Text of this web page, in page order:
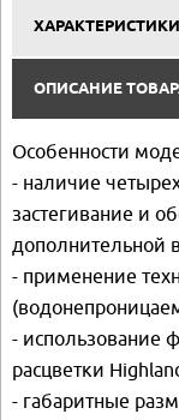
ХАРАКТЕРИСТИКИ
ОПИСАНИЕ
Особенности
- наличие
застегивание и
дополнительной
- применение
- использование
расцветки
- габаритные